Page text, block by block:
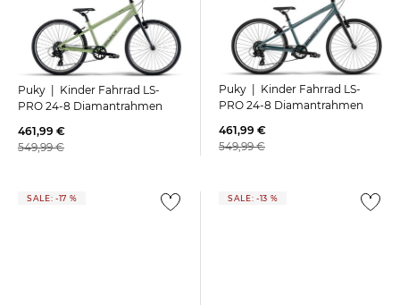
Puky | Kinder Fahrrad LS-
PRO 24-8 Diamantrahmen
461,99 €
549,99 €
Puky | Kinder Fahrrad LS-
PRO 24-8 Diamantrahmen
461,99 €
549,99 €
SALE: -17 % SALE: -13 %